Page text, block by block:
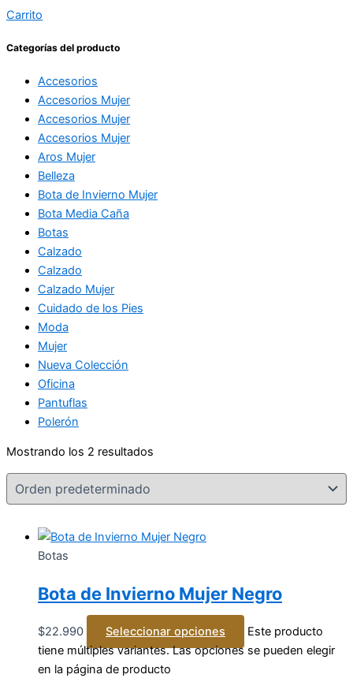
Carrito
Categorías del producto
Accesorios
Accesorios Mujer
Accesorios Mujer
Accesorios Mujer
Aros Mujer
Belleza
Bota de Invierno Mujer
Bota Media Caña
Botas
Calzado
Calzado
Calzado Mujer
Cuidado de los Pies
Moda
Mujer
Nueva Colección
Oficina
Pantuflas
Polerón
Mostrando los 2 resultados
Botas
Bota de Invierno Mujer Negro
$22.990 Seleccionar opciones
Este producto
tiene múltiples variantes. Las opciones se pueden elegir
en la página de producto